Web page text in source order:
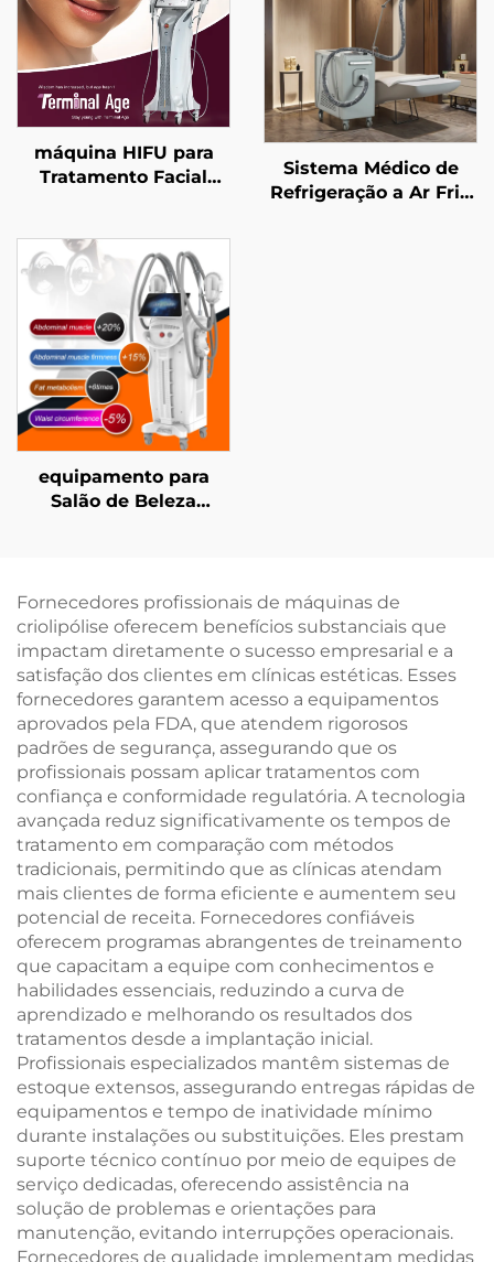
máquina HIFU para
Tratamento Facial
Facial, Firmamento
Cutâneo e Modelagem
Corporal para Idade
Avançada
Sistema Médico de
Refrigeração a Ar Frio
equipamento para
Salão de Beleza
Estimulação
Eletromagnética
Muscular
Fornecedores profissionais de máquinas de
criolipólise oferecem benefícios substanciais que
impactam diretamente o sucesso empresarial e a
satisfação dos clientes em clínicas estéticas. Esses
fornecedores garantem acesso a equipamentos
aprovados pela FDA, que atendem rigorosos
padrões de segurança, assegurando que os
profissionais possam aplicar tratamentos com
confiança e conformidade regulatória. A tecnologia
avançada reduz significativamente os tempos de
tratamento em comparação com métodos
tradicionais, permitindo que as clínicas atendam
mais clientes de forma eficiente e aumentem seu
potencial de receita. Fornecedores confiáveis
oferecem programas abrangentes de treinamento
que capacitam a equipe com conhecimentos e
habilidades essenciais, reduzindo a curva de
aprendizado e melhorando os resultados dos
tratamentos desde a implantação inicial.
Profissionais especializados mantêm sistemas de
estoque extensos, assegurando entregas rápidas de
equipamentos e tempo de inatividade mínimo
durante instalações ou substituições. Eles prestam
suporte técnico contínuo por meio de equipes de
serviço dedicadas, oferecendo assistência na
solução de problemas e orientações para
manutenção, evitando interrupções operacionais.
Fornecedores de qualidade implementam medidas